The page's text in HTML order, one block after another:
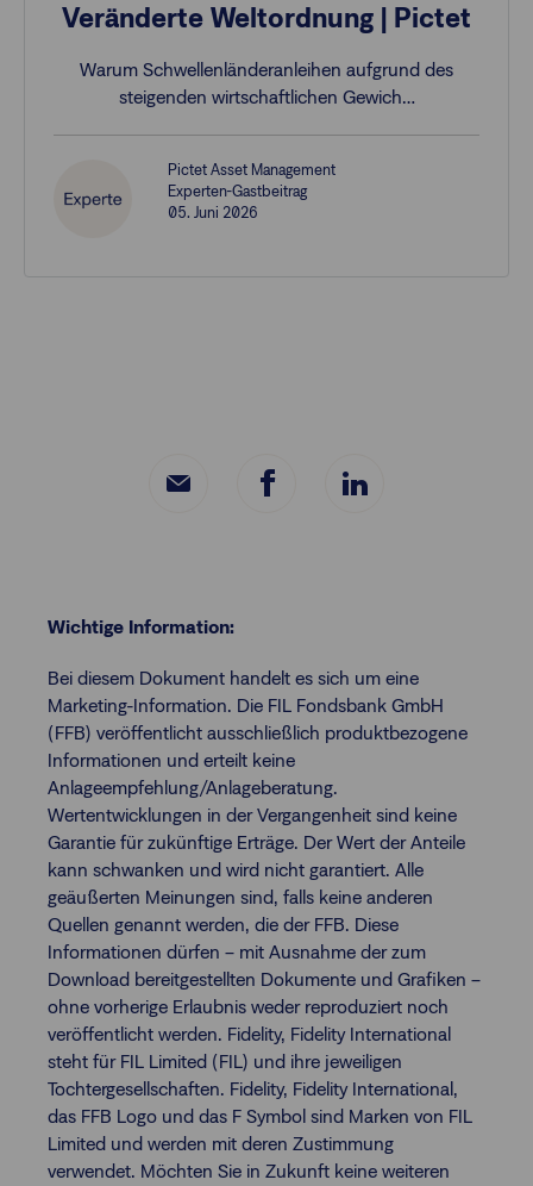
Veränderte Weltordnung | Pictet
Warum Schwellenländeranleihen aufgrund des
steigenden wirtschaftlichen Gewich…
Pictet Asset Management
Experten-Gastbeitrag
05. Juni 2026
Wichtige Information:
Bei diesem Dokument handelt es sich um eine
Marketing-Information. Die FIL Fondsbank GmbH
(FFB) veröffentlicht ausschließlich produktbezogene
Informationen und erteilt keine
Anlageempfehlung/Anlageberatung.
Wertentwicklungen in der Vergangenheit sind keine
Garantie für zukünftige Erträge. Der Wert der Anteile
kann schwanken und wird nicht garantiert. Alle
geäußerten Meinungen sind, falls keine anderen
Quellen genannt werden, die der FFB. Diese
Informationen dürfen – mit Ausnahme der zum
Download bereitgestellten Dokumente und Grafiken –
ohne vorherige Erlaubnis weder reproduziert noch
veröffentlicht werden. Fidelity, Fidelity International
steht für FIL Limited (FIL) und ihre jeweiligen
Tochtergesellschaften. Fidelity, Fidelity International,
das FFB Logo und das F Symbol sind Marken von FIL
Limited und werden mit deren Zustimmung
verwendet. Möchten Sie in Zukunft keine weiteren